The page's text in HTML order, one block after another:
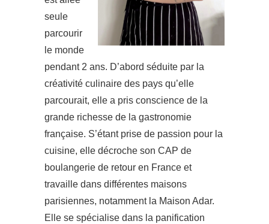
seule
parcourir
le monde
pendant 2 ans. D’abord séduite par la
créativité culinaire des pays qu’elle
parcourait, elle a pris conscience de la
grande richesse de la gastronomie
française. S’étant prise de passion pour la
cuisine, elle décroche son CAP de
boulangerie de retour en France et
travaille dans différentes maisons
parisiennes, notamment la Maison Adar.
Elle se spécialise dans la panification